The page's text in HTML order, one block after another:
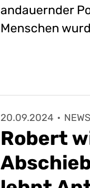
andauernder
Menschen
20.09.2024 · NEWS
Robert